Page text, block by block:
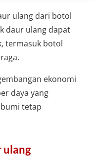
ulang dari botol
daur ulang dapat
termasuk botol
ekonomi
daya yang
tetap
ulang